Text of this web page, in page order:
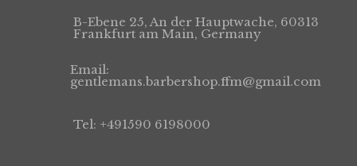
B-Ebene 25, An der Hauptwache, 60313
Frankfurt am Main, Germany
Email:
gentlemans.barbershop.ffm@gmail.com
Tel: +491590 6198000